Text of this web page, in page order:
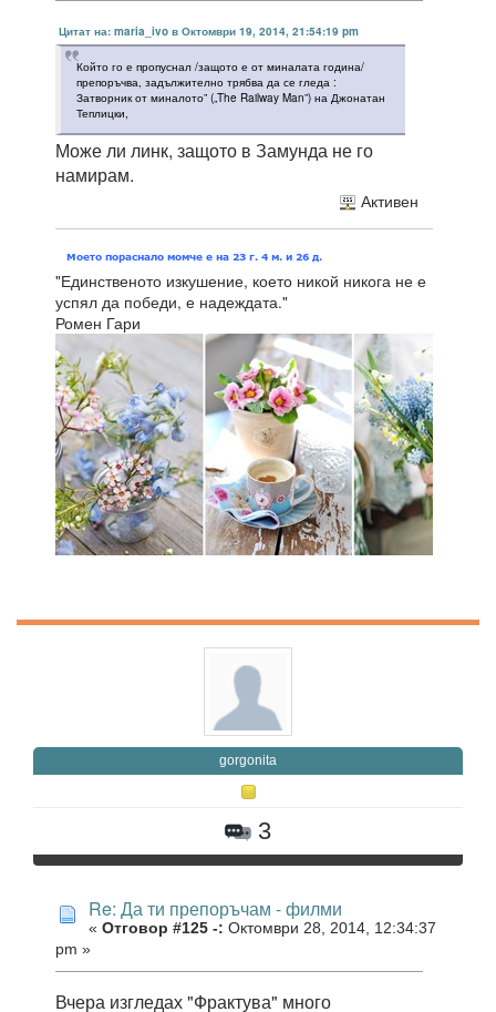
Цитат на: maria_ivo в Октомври 19, 2014, 21:54:19 pm
Който го е пропуснал /защото е от миналата година/
препоръчва, задължително трябва да се гледа :
Затворник от миналото” („The Railway Man”) на Джонатан
Теплицки,
Може ли линк, защото в Замунда не го
намирам.
Активен
"Единственото изкушение, което никой никога не е
успял да победи, е надеждата."
Ромен Гари
gorgonita
3
Re: Да ти препоръчам - филми
« Отговор #125 -: Октомври 28, 2014, 12:34:37
pm »
Вчера изгледах "Фрактува" много